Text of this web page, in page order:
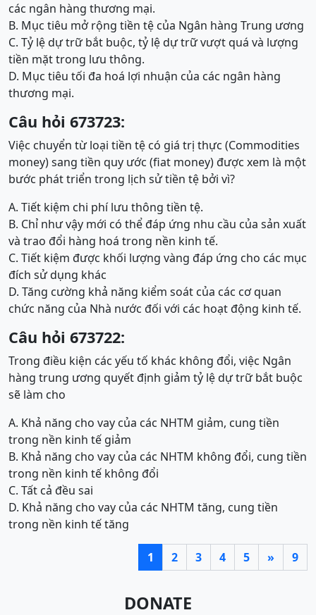
các ngân hàng thương mại.
B. Mục tiêu mở rộng tiền tệ của Ngân hàng Trung ương
C. Tỷ lệ dự trữ bắt buộc, tỷ lệ dự trữ vượt quá và lượng
tiền mặt trong lưu thông.
D. Mục tiêu tối đa hoá lợi nhuận của các ngân hàng
thương mại.
Câu hỏi 673723:
Việc chuyển từ loại tiền tệ có giá trị thực (Commodities
money) sang tiền quy ước (fiat money) được xem là một
bước phát triển trong lịch sử tiền tệ bởi vì?
A. Tiết kiệm chi phí lưu thông tiền tệ.
B. Chỉ như vậy mới có thể đáp ứng nhu cầu của sản xuất
và trao đổi hàng hoá trong nền kinh tế.
C. Tiết kiệm được khối lượng vàng đáp ứng cho các mục
đích sử dụng khác
D. Tăng cường khả năng kiểm soát của các cơ quan
chức năng của Nhà nước đối với các hoạt động kinh tế.
Câu hỏi 673722:
Trong điều kiện các yếu tố khác không đổi, việc Ngân
hàng trung ương quyết định giảm tỷ lệ dự trữ bắt buộc
sẽ làm cho
A. Khả năng cho vay của các NHTM giảm, cung tiền
trong nền kinh tế giảm
B. Khả năng cho vay của các NHTM không đổi, cung tiền
trong nền kinh tế không đổi
C. Tất cả đều sai
D. Khả năng cho vay của các NHTM tăng, cung tiền
trong nền kinh tế tăng
1 2 3 4 5 » 9
DONATE